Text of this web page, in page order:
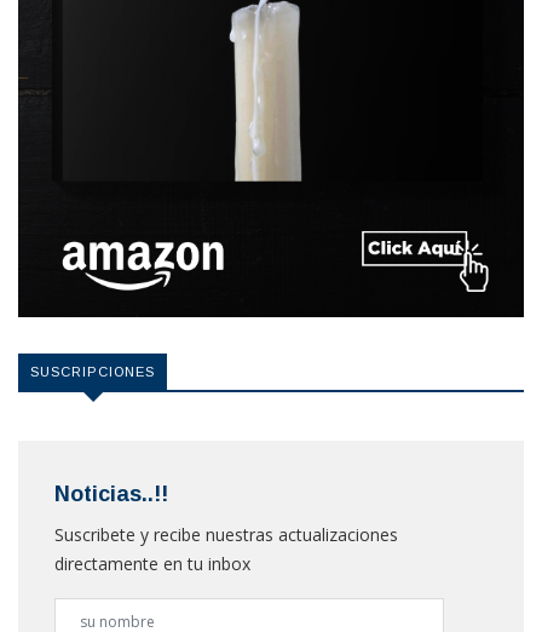
SUSCRIPCIONES
Noticias..!!
Suscribete y recibe nuestras actualizaciones
directamente en tu inbox